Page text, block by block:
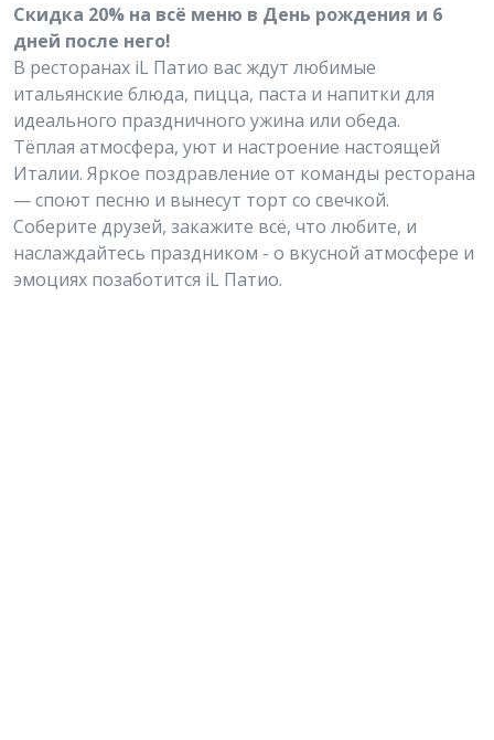
Скидка 20% на всё меню в День рождения и 6
дней после него!
В ресторанах iL Патио вас ждут любимые
итальянские блюда, пицца, паста и напитки для
идеального праздничного ужина или обеда.
Тёплая атмосфера, уют и настроение настоящей
Италии. Яркое поздравление от команды ресторана
— споют песню и вынесут торт со свечкой.
Соберите друзей, закажите всё, что любите, и
наслаждайтесь праздником - о вкусной атмосфере и
эмоциях позаботится iL Патио.